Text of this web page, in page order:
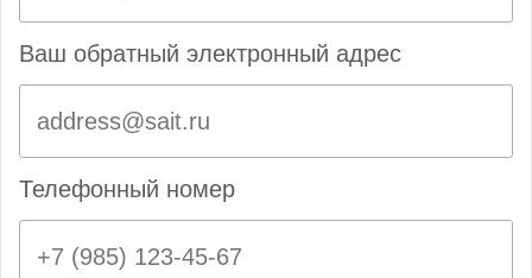
Ваш обратный электронный адрес
Телефонный номер